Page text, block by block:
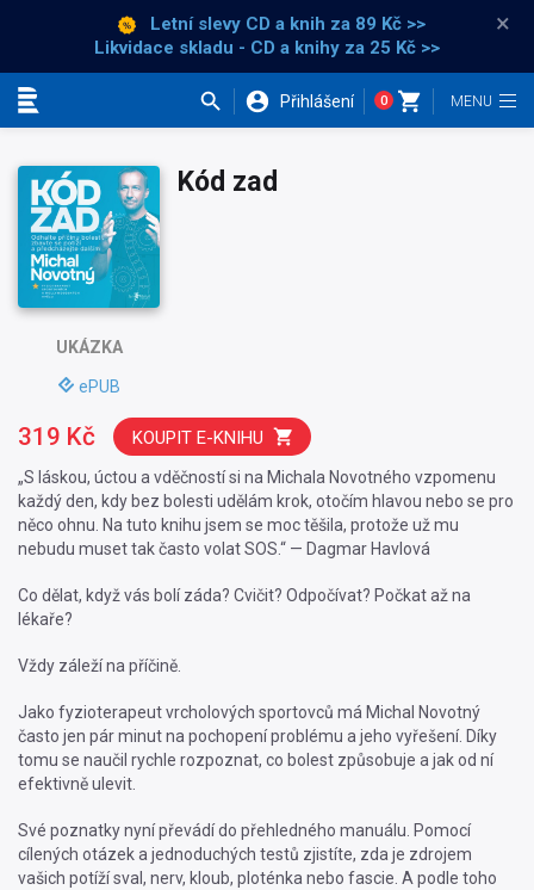
Letní slevy CD a knih za 89 Kč >>
Likvidace skladu - CD a knihy za 25 Kč >>
×
Přihlášení 0
UKÁZKA
ePUB
Kód zad
„S láskou, úctou a vděčností si na Michala Novotného vzpomenu
každý den, kdy bez bolesti udělám krok, otočím hlavou nebo se pro
něco ohnu. Na tuto knihu jsem se moc těšila, protože už mu
nebudu muset tak často volat SOS.“ — Dagmar Havlová
Co dělat, když vás bolí záda? Cvičit? Odpočívat? Počkat až na
lékaře?
Vždy záleží na příčině.
Jako fyzioterapeut vrcholových sportovců má Michal Novotný
často jen pár minut na pochopení problému a jeho vyřešení. Díky
tomu se naučil rychle rozpoznat, co bolest způsobuje a jak od ní
efektivně ulevit.
Své poznatky nyní převádí do přehledného manuálu. Pomocí
cílených otázek a jednoduchých testů zjistíte, zda je zdrojem
vašich potíží sval, nerv, kloub, ploténka nebo fascie. A podle toho
319 Kč KOUPIT E-KNIHU